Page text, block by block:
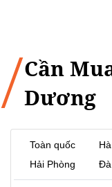
Cần
Dương
Toàn quốc
Hải Phòng
Đà